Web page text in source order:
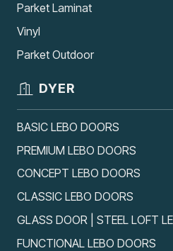
Parket Laminat
Vinyl
Parket Outdoor
DYER
BASIC LEBO DOORS
PREMIUM LEBO DOORS
CONCEPT LEBO DOORS
CLASSIC LEBO DOORS
GLASS DOOR | STEEL LOFT
FUNCTIONAL LEBO DOORS